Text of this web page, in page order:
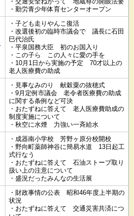
・勤労青少年体育センターオープン
・子ども走りやんこ復活
・改選後初の臨時市議会で 議長に石田
巳代治氏
・平泉国務大臣 初のお国入り
・この子ら この人々に愛の手を
・10月1日から実施の予定 70才以上の
老人医療費の助成
・見事なみのり 献穀粟の抜穂式
・9月定例市議会 老令者医療費の助成
に関する条例など可決
・おたずねに答えて 老人医療費助成の
制度実施について
・秋空に水煙 力強い一斉給水
・成器南小学校 芳野ヶ原分校開校
・野向町薬師神谷に簡易水道 13日起工
式行なう
・おたずねに答えて 石油ストーブ取り
扱い上の注意について
・盛況だったみんなの生活展
・財政事情の公表 昭和46年度上半期の
状況
・おたずねに答えて 交通災害共済につ